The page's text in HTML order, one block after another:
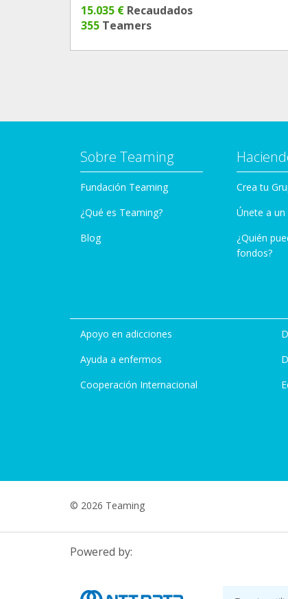
15.035 € Recaudados
355 Teamers
Sobre Teaming
Fundación Teaming
¿Qué es Teaming?
Blog
Crea tu
Únete a un
¿Quién
fondos?
Apoyo en adicciones
Ayuda a enfermos
Cooperación Internacional
© 2026 Teaming
Powered by: